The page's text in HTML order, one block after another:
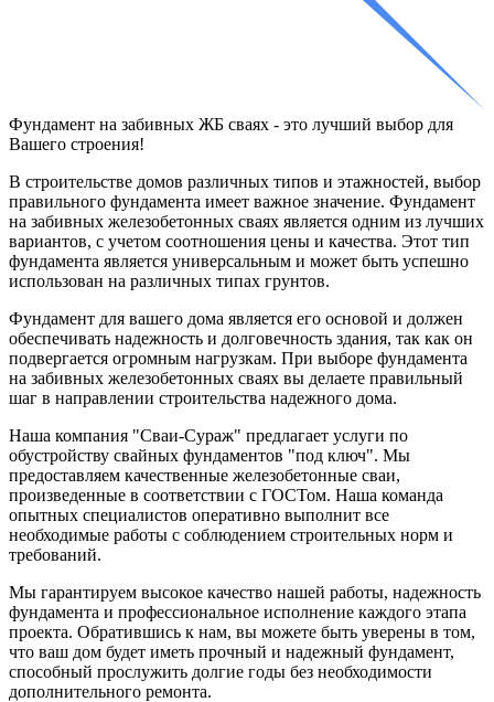
Фундамент на забивных ЖБ сваях - это лучший выбор для
Вашего строения!
В строительстве домов различных типов и этажностей, выбор
правильного фундамента имеет важное значение. Фундамент
на забивных железобетонных сваях является одним из лучших
вариантов, с учетом соотношения цены и качества. Этот тип
фундамента является универсальным и может быть успешно
использован на различных типах грунтов.
Фундамент для вашего дома является его основой и должен
обеспечивать надежность и долговечность здания, так как он
подвергается огромным нагрузкам. При выборе фундамента
на забивных железобетонных сваях вы делаете правильный
шаг в направлении строительства надежного дома.
Наша компания "Сваи-Сураж" предлагает услуги по
обустройству свайных фундаментов "под ключ". Мы
предоставляем качественные железобетонные сваи,
произведенные в соответствии с ГОСТом. Наша команда
опытных специалистов оперативно выполнит все
необходимые работы с соблюдением строительных норм и
требований.
Мы гарантируем высокое качество нашей работы, надежность
фундамента и профессиональное исполнение каждого этапа
проекта. Обратившись к нам, вы можете быть уверены в том,
что ваш дом будет иметь прочный и надежный фундамент,
способный прослужить долгие годы без необходимости
дополнительного ремонта.